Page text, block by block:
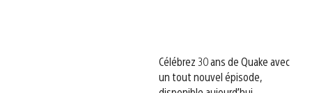
Célébrez 30 ans de Quake avec
un tout nouvel épisode,